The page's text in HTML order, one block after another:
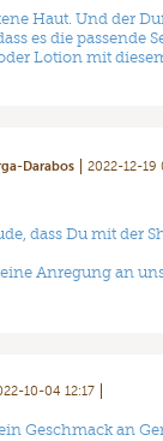
Haut. Und der
es die passende
Lotion mit
Darabos 2022-12-19
dass Du mit der
Anregung an
10-04 12:17
Geschmack an